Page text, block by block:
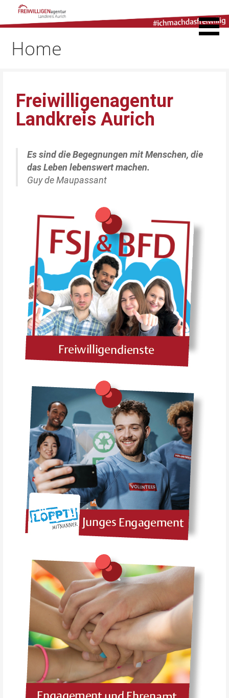
Freiwilligenagentur
Landkreis Aurich
Home
Freiwilligenagentur
Landkreis Aurich
Es sind die Begegnungen mit Menschen, die
das Leben lebenswert machen.
Guy de Maupassant